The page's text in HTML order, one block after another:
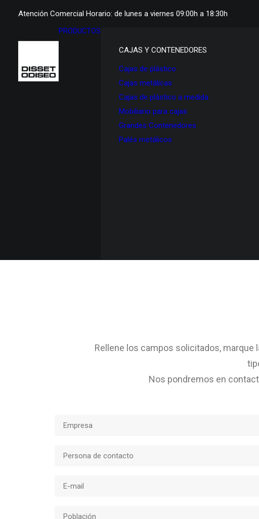
Atención Comercial Horario: de lunes a viernes 09:00h a 18:30h
PRODUCTOS
CAJAS Y CONTENEDORES
Cajas de plástico
Cajas metálicas
Cajas de plástico a medida
Mobiliario para cajas
Grandes Contenedores
Palés metálicos
Rellene los campos solicitados, marque
Nos pondremos en